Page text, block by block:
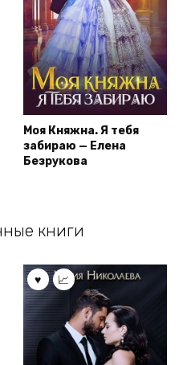
Моя Княжна. Я тебя
забираю — Елена
Безрукова
книги